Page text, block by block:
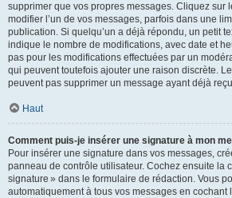
supprimer que vos propres messages. Cliquez sur
modifier l’un de vos messages, parfois dans une
publication. Si quelqu’un a déjà répondu, un petit
indique le nombre de modifications, avec date et
pas pour les modifications effectuées par un
qui peuvent toutefois ajouter une raison discrète.
peuvent pas supprimer un message ayant déjà
Haut
Comment puis-je insérer une signature à mon
Pour insérer une signature dans vos messages,
panneau de contrôle utilisateur. Cochez ensuite la
signature » dans le formulaire de rédaction. Vous
automatiquement à tous vos messages en cochant